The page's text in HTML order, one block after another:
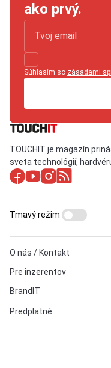
ako prvý.
Súhlasím so zásadami
TOUCHIT je magazín
sveta technológií,
O nás / Kontakt
Pre inzerentov
BrandIT
Predplatné
Tmavý režim